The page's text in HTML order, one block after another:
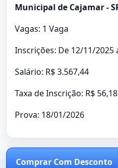
Municipal de Cajamar -
Vagas: 1 Vaga
Inscrições: De 12/11/2025
Salário: R$ 3.567,44
Taxa de Inscrição: R$ 56,18
Prova: 18/01/2026
Comprar Com Desconto